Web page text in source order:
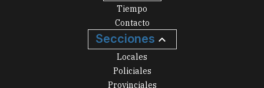
Tiempo
Contacto
Secciones
Locales
Policiales
Provinciales